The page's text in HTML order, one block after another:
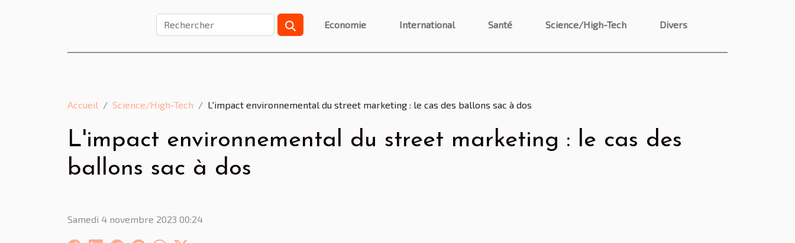
Economie International Santé Science/High-Tech Divers
Accueil Science/High-Tech L'impact environnemental du street marketing : le cas des ballons sac à dos
L'impact environnemental du street marketing : le cas des
ballons sac à dos
Samedi 4 novembre 2023 00:24